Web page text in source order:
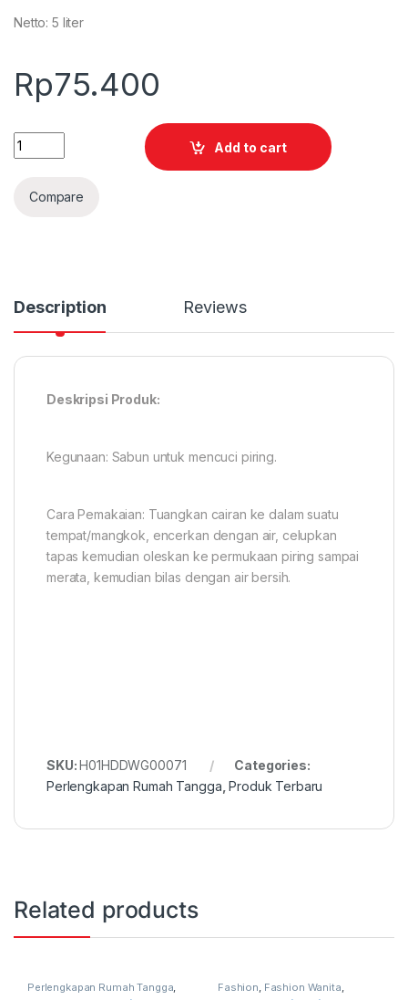
Netto: 5 liter
Rp75.400
Quantity
Add to cart
Compare
Description Reviews
Deskripsi Produk:
Kegunaan: Sabun untuk mencuci piring.
Cara Pemakaian: Tuangkan cairan ke dalam suatu
tempat/mangkok, encerkan dengan air, celupkan
tapas kemudian oleskan ke permukaan piring sampai
merata, kemudian bilas dengan air bersih.
SKU:H01HDDWG00071
Categories:
Perlengkapan Rumah Tangga ,Produk Terbaru
Related products
Perlengkapan Rumah Tangga
Produk Terbaru
Fashion Fashion Wanita
Produk Terbaru